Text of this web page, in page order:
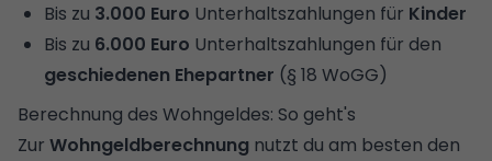
Bis zu 3.000 Euro Unterhaltszahlungen für Kinder
Bis zu 6.000 Euro Unterhaltszahlungen für den
geschiedenen Ehepartner (§ 18 WoGG)
Berechnung des Wohngeldes: So geht's
Zur Wohngeldberechnung nutzt du am besten den